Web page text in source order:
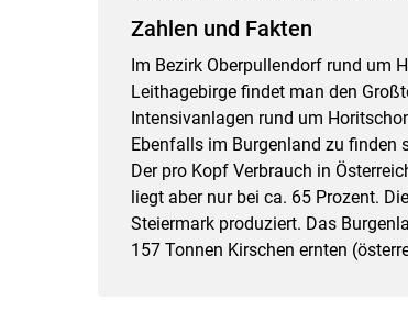
Zahlen und Fakten
Im Bezirk Oberpullendorf rund um
Leithagebirge findet man den
Intensivanlagen rund um
Ebenfalls im Burgenland zu finden
Der pro Kopf Verbrauch in
liegt aber nur bei ca. 65 Prozent.
Steiermark produziert. Das
157 Tonnen Kirschen ernten